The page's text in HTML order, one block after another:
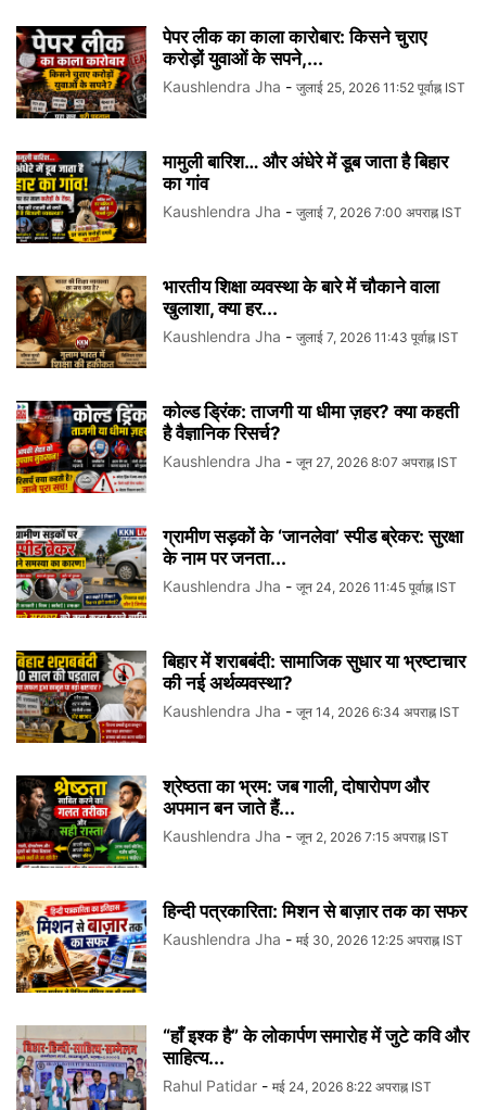
पेपर लीक का काला कारोबार: किसने चुराए
करोड़ों युवाओं के सपने,...
Kaushlendra Jha - जुलाई 25, 2026 11:52 पूर्वाह्न IST
मामुली बारिश… और अंधेरे में डूब जाता है बिहार
का गांव
Kaushlendra Jha - जुलाई 7, 2026 7:00 अपराह्न IST
भारतीय शिक्षा व्यवस्था के बारे में चौकाने वाला
खुलाशा, क्या हर...
Kaushlendra Jha - जुलाई 7, 2026 11:43 पूर्वाह्न IST
कोल्ड ड्रिंक: ताजगी या धीमा ज़हर? क्या कहती
है वैज्ञानिक रिसर्च?
Kaushlendra Jha - जून 27, 2026 8:07 अपराह्न IST
ग्रामीण सड़कों के ‘जानलेवा’ स्पीड ब्रेकर: सुरक्षा
के नाम पर जनता...
Kaushlendra Jha - जून 24, 2026 11:45 पूर्वाह्न IST
बिहार में शराबबंदी: सामाजिक सुधार या भ्रष्टाचार
की नई अर्थव्यवस्था?
Kaushlendra Jha - जून 14, 2026 6:34 अपराह्न IST
श्रेष्ठता का भ्रम: जब गाली, दोषारोपण और
अपमान बन जाते हैं...
Kaushlendra Jha - जून 2, 2026 7:15 अपराह्न IST
हिन्दी पत्रकारिता: मिशन से बाज़ार तक का सफर
Kaushlendra Jha - मई 30, 2026 12:25 अपराह्न IST
“हाँ इश्क है” के लोकार्पण समारोह में जुटे कवि और
साहित्य...
Rahul Patidar - मई 24, 2026 8:22 अपराह्न IST